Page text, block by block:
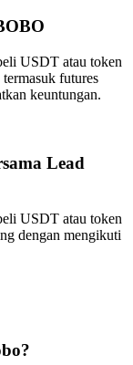
USDT atau token
futures
keuntungan.
Lead
USDT atau token
dengan mengikuti